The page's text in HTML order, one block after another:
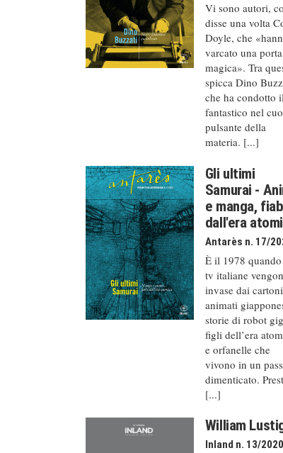
Vi sono autori,
disse una volta
Doyle, che
varcato una porta
magica». Tra
spicca Dino
che ha condotto
fantastico nel
pulsante della
materia. [...]
Gli ultimi
Samurai -
e manga,
dall'era
Antarès n. 17/
È il 1978
tv italiane
invase dai cartoni
animati
storie di robot
figli dell’era
e orfanelle che
vivono in un
dimenticato.
[...]
William
Inland n. 13/2020